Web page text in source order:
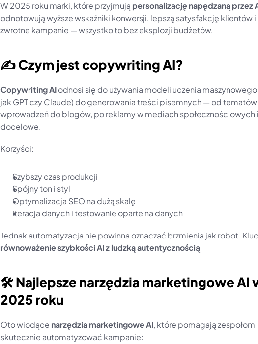
W 2025 roku marki, które przyjmują personalizację napędzaną przez
odnotowują wyższe wskaźniki konwersji, lepszą satysfakcję klientów
zwrotne kampanie — wszystko to bez eksplozji budżetów.
✍️ Czym jest copywriting AI?
Copywriting AI odnosi się do używania modeli uczenia
jak GPT czy Claude) do generowania treści pisemnych — od
wprowadzeń do blogów, po reklamy w mediach społecznościowych
docelowe.
Korzyści:
Szybszy czas produkcji
Spójny ton i styl
Optymalizacja SEO na dużą skalę
Iteracja danych i testowanie oparte na danych
równoważenie szybkości AI z ludzką autentycznością.
🛠️ Najlepsze narzędzia marketingowe AI
2025 roku
Oto wiodące narzędzia marketingowe AI, które pomagają zespołom
skutecznie automatyzować kampanie: